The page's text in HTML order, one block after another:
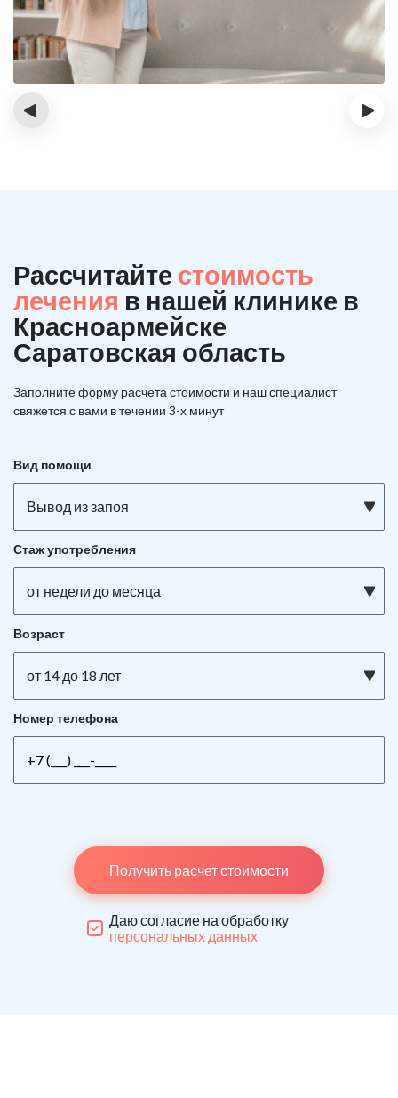
‹ ›
Рассчитайте стоимость
лечения в нашей клинике в
Красноармейске
Саратовская область
Заполните форму расчета стоимости и нашспециалист
свяжется с вами в течении 3-х минут
Вид помощи
Вывод из запоя
Стаж употребления
от недели до месяца
Возраст
от 14 до 18 лет
Номер телефона
Получить расчет стоимости
Даю согласие на обработку
персональных данных